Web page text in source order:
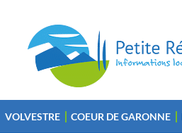
VOLVESTRE COEUR DE GARONNE